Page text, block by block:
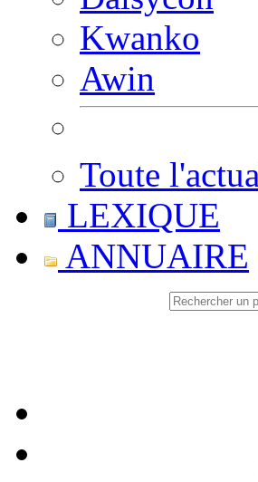
Kwanko
Awin
Toute
LEXIQUE
ANNUAIRE